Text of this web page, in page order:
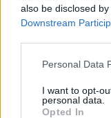
also be disclosed
Downstream
Personal Data
I want to opt-
personal data.
Opted In